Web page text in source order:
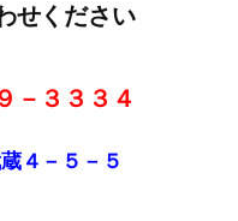
せください
－３３３４
４－５－５